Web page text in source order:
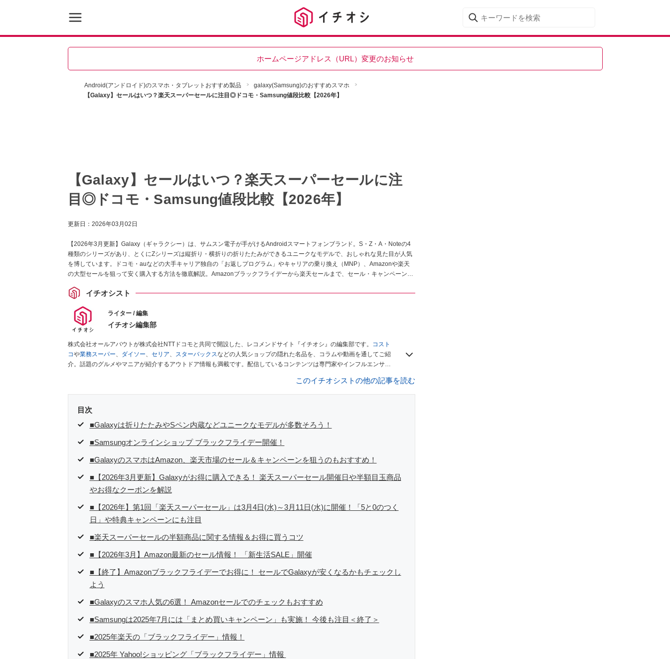
ホームページアドレス（URL）変更のお知らせ
Android(アンドロイド)のスマホ・タブレットおすすめ製品
galaxy(Samsung)のおすすめスマホ
【Galaxy】セールはいつ？楽天スーパーセールに注目◎ドコモ・Samsung値段比較【2026年】
【Galaxy】セールはいつ？楽天スーパーセールに注
目◎ドコモ・Samsung値段比較【2026年】
更新日： 2026年03月02日
【2026年3月更新】Galaxy（ギャラクシー）は、サムスン電子が手がけるAndroidスマートフォンブランド。S・Z・A・Noteの4
種類のシリーズがあり、とくにZシリーズは縦折り・横折りの折りたたみができるユニークなモデルで、おしゃれな見た目が人気
を博しています。ドコモ・auなどの大手キャリア独自の「お返しプログラム」やキャリアの乗り換え（MNP）、Amazonや楽天
の大型セールを狙って安く購入する方法を徹底解説。Amazonブラックフライデーから楽天セールまで、セール・キャンペーン情
イチオシスト
ライター / 編集
イチオシ編集部
株式会社オールアバウトが株式会社NTTドコモと共同で開設した、レコメンドサイト『イチオシ』の編集部です。
コスト
コや業務スーパー、 ダイソー、 セリア、 スターバックスなどの人気ショップの隠れた名品を、コラムや動画を通してご紹
介。話題のグルメやマニアが紹介するアウトドア情報も満載です。配信しているコンテンツは専門家やインフルエンサー
このイチオシストの他の記事を読む
目次
■Galaxyは折りたたみやSペン内蔵などユニークなモデルが多数そろう！
■Samsungオンラインショップ ブラックフライデー開催！
■GalaxyのスマホはAmazon、楽天市場のセール＆キャンペーンを狙うのもおすすめ！
■【2026年3月更新】Galaxyがお得に購入できる！ 楽天スーパーセール開催日や半額目玉商品
やお得なクーポンを解説
■【2026年】第1回「楽天スーパーセール」は3月4日(水)～3月11日(水)に開催！「5と0のつく
日」や特典キャンペーンにも注目
■楽天スーパーセールの半額商品に関する情報＆お得に買うコツ
■【2026年3月】Amazon最新のセール情報！ 「新生活SALE」開催
■【終了】Amazonブラックフライデーでお得に！ セールでGalaxyが安くなるかもチェックし
よう
■Galaxyのスマホ人気の6選！ Amazonセールでのチェックもおすすめ
■Samsungは2025年7月には「まとめ買いキャンペーン」も実施！ 今後も注目＜終了＞
■2025年楽天の「ブラックフライデー」情報！
■2025年 Yahoo!ショッピング「ブラックフライデー」情報